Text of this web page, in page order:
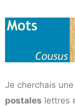
Je cherchais
postales lettres